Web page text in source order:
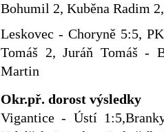
Bohumil 2, Kuběna Radim
Leskovec - Choryně 5:5,
Tomáš 2, Juráň Tomáš -
Martin
Okr.př. dorost výsledky
Vigantice - Ústí